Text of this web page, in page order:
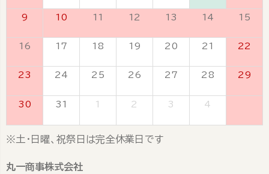
9 10 11 12 13 14 15
16 17 18 19 20 21 22
23 24 25 26 27 28 29
30 31 1 2 3 4
※土・日曜、祝祭日は完全休業日です
丸一商事株式会社